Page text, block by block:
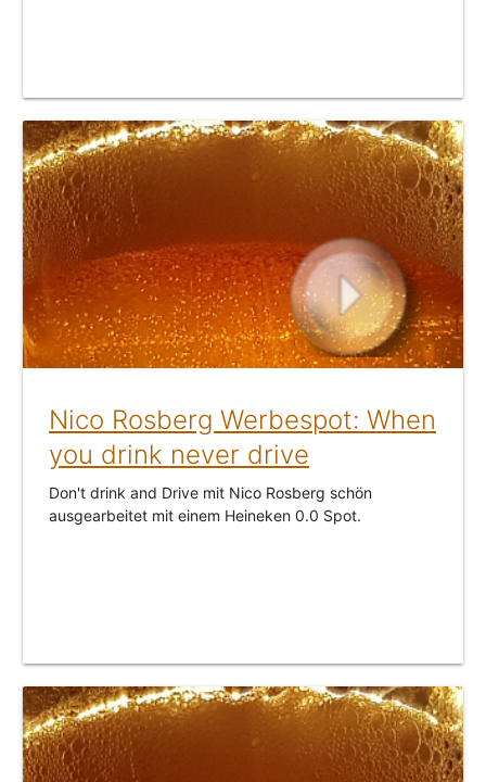
Nico Rosberg Werbespot: When
you drink never drive
Don't drink and Drive mit Nico Rosberg schön
ausgearbeitet mit einem Heineken 0.0 Spot.